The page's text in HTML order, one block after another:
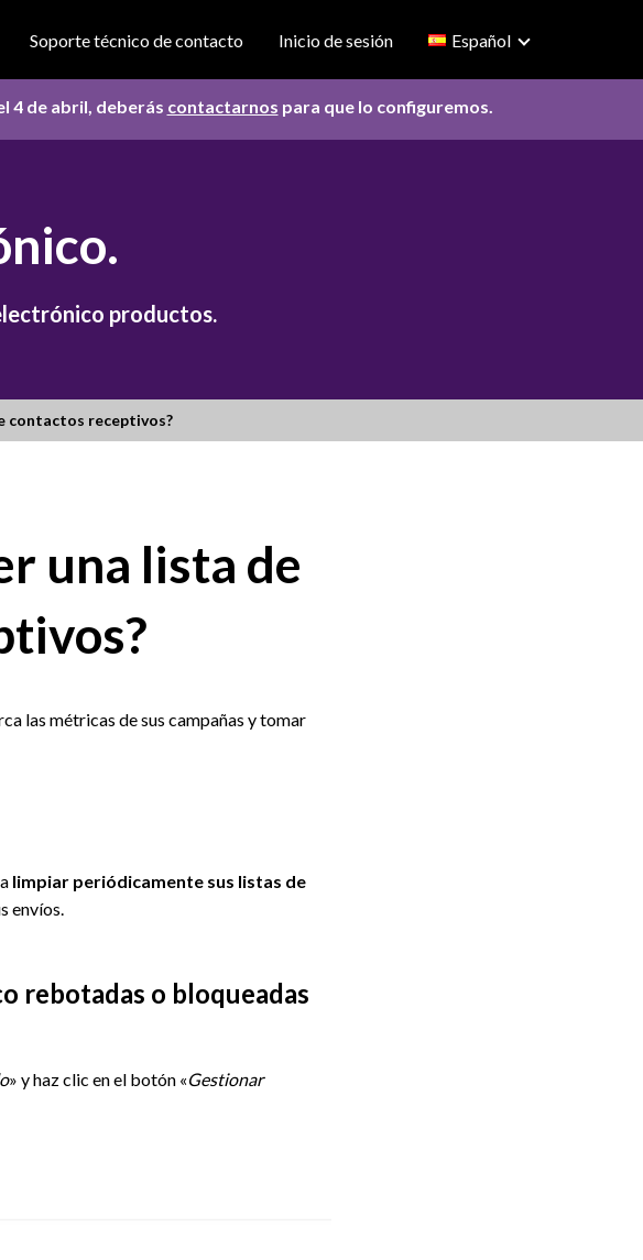
Soporte técnico de contacto Inicio de sesión Español
4 de abril, deberás contactarnos para que lo configuremos.
productos.
contactos receptivos?
una lista de
las métricas de sus campañas y tomar
limpiar periódicamente sus listas de
envíos.
rebotadas o bloqueadas
» y haz clic en el botón «Gestionar